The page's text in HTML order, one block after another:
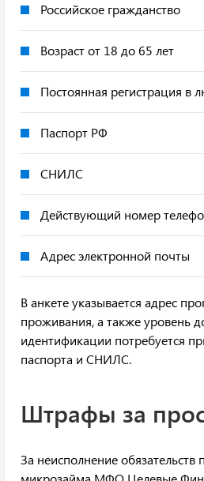
Российское гражданство
Возраст от 18 до 65 лет
Постоянная регистрация в
Паспорт РФ
СНИЛС
Действующий номер
Адрес электронной почты
В анкете указывается адрес
проживания, а также уровень
идентификации потребуется
паспорта и СНИЛС.
Штрафы за
За неисполнение обязательств